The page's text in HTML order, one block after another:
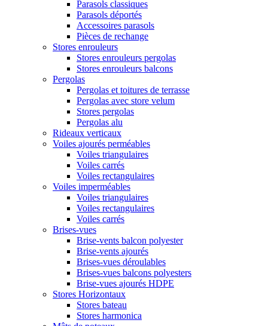
Parasols classiques
Parasols déportés
Accessoires parasols
Pièces de rechange
Stores enrouleurs
Stores enrouleurs pergolas
Stores enrouleurs balcons
Pergolas
Pergolas et toitures de terrasse
Pergolas avec store velum
Stores pergolas
Pergolas alu
Rideaux verticaux
Voiles ajourés perméables
Voiles triangulaires
Voiles carrés
Voiles rectangulaires
Voiles imperméables
Voiles triangulaires
Voiles rectangulaires
Voiles carrés
Brises-vues
Brise-vents balcon polyester
Brise-vents ajourés
Brises-vues déroulables
Brises-vues balcons polyesters
Brise-vues ajourés HDPE
Stores Horizontaux
Stores bateau
Stores harmonica